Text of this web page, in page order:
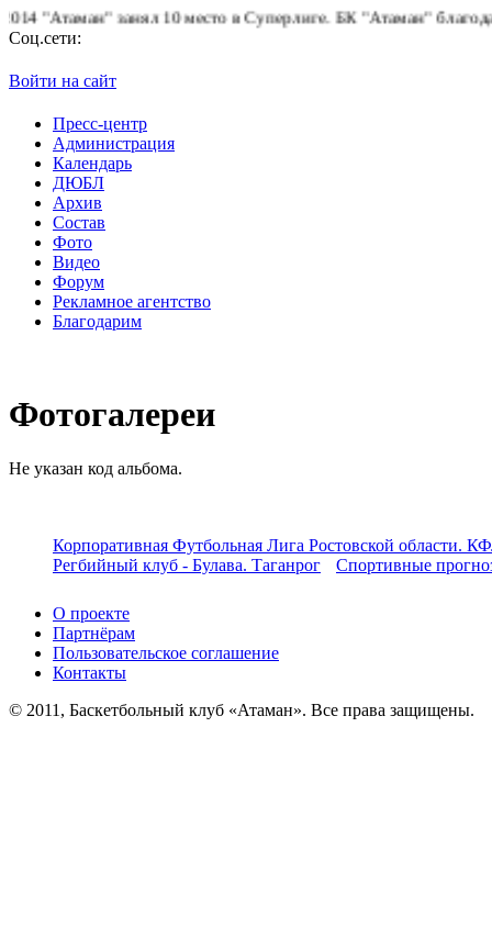
занял 10 место в Суперлиге.БК "Атаман" благодарит
Соц.сети:
Войти на сайт
Пресс-центр
Администрация
Календарь
ДЮБЛ
Архив
Состав
Фото
Видео
Форум
Рекламное агентство
Благодарим
Фотогалереи
Не указан код альбома.
Корпоративная Футбольная Лига Ростовской области.
Регбийный клуб - Булава. Таганрог
Спортивные
О проекте
Партнёрам
Пользовательское соглашение
Контакты
© 2011, Баскетбольный клуб «Атаман». Все права защищены.